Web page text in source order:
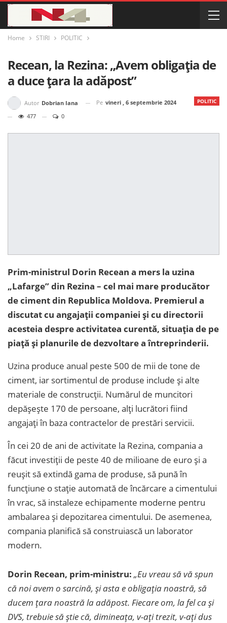
Home STIRI POLITIC
Recean, la Rezina: „Avem obligația de
a duce țara la adăpost”
POLITIC
Autor Dobrian Iana Pe vineri , 6 septembrie 2024
477
0
Prim-ministrul Dorin Recean a mers la uzina
„Lafarge” din Rezina – cel mai mare producător
de ciment din Republica Moldova. Premierul a
discutat cu angajații companiei și cu directorii
acesteia despre activitatea curentă, situația de pe
piață și planurile de dezvoltare a întreprinderii.
Uzina produce anual peste 500 de mii de tone de
ciment, iar sortimentul de produse include și alte
materiale de construcții. Numărul de muncitori
depășește 170 de persoane, alți lucrători fiind
angajați în baza contractelor de prestări servicii.
În cei 20 de ani de activitate la Rezina, compania a
făcut investiții de peste 40 de milioane de euro și a
reușit să extindă gama de produse, să pună în
funcțiune o stație automată de încărcare a cimentului
în vrac, să instaleze echipamente moderne pentru
ambalarea și depozitarea cimentului. De asemenea,
compania planifică să construiască un laborator
modern.
Dorin Recean, prim-ministru: „Eu vreau să vă spun
că noi avem o sarcină, și asta e obligația noastră, să
ducem țara noastră la adăpost. Fiecare om, la fel ca și
DVS, trebuie să știe că, dimineața, v-ați trezit, v-ați dus